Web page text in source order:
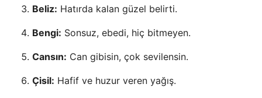
Beliz: Hatırda kalan güzel belirti.
Bengi: Sonsuz, ebedi, hiç bitmeyen.
Cansın: Can gibisin, çok sevilensin.
Çisil: Hafif ve huzur veren yağış.